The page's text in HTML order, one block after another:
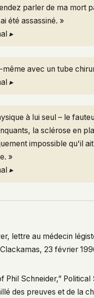
parler de ma mort
été assassiné. »
▸
même avec un tube
▸
à lui seul – le
la sclérose en
impossible qu'il
»
▸
lettre au médecin
23 février
Phil Schneider,” Political
des preuves et de la